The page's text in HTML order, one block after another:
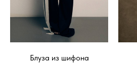
Блуза из шифона